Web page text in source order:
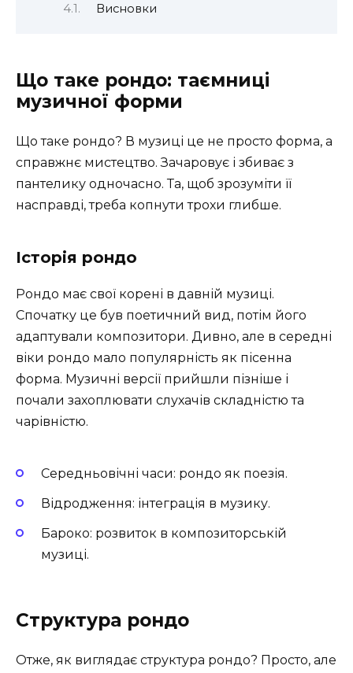
Висновки
Що таке рондо: таємниці
музичної форми
Що таке рондо? В музиці це не просто форма, а
справжнє мистецтво. Зачаровує і збиває з
пантелику одночасно. Та, щоб зрозуміти її
насправді, треба копнути трохи глибше.
Історія рондо
Рондо має свої корені в давній музиці.
Спочатку це був поетичний вид, потім його
адаптували композитори. Дивно, але в середні
віки рондо мало популярність як пісенна
форма. Музичні версії прийшли пізніше і
почали захоплювати слухачів складністю та
чарівністю.
Середньовічні часи: рондо як поезія.
Відродження: інтеграція в музику.
Бароко: розвиток в композиторській
музиці.
Структура рондо
Отже, як виглядає структура рондо? Просто, але